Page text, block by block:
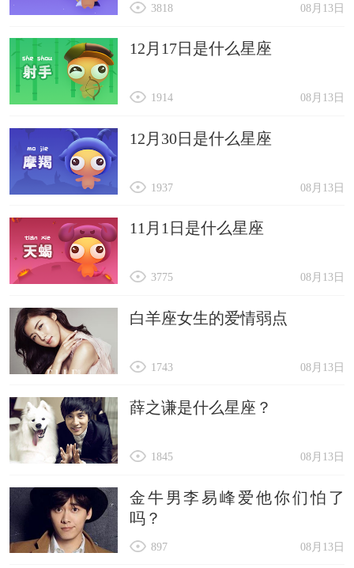
08月13日
3818
12月17日是什么星座
08月13日
1914
12月30日是什么星座
08月13日
1937
11月1日是什么星座
08月13日
3775
白羊座女生的爱情弱点
08月13日
1743
薛之谦是什么星座？
08月13日
1845
金牛男李易峰爱他你们怕了
吗？
08月13日
897